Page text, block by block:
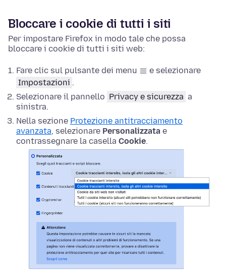
Bloccare i cookie di tutti i siti
Per impostare Firefox in modo tale che possa
bloccare i cookie di tutti i siti web:
Fare clic sul pulsante dei menu
e selezionare
Impostazioni .
Selezionare il pannello Privacy e sicurezza a
sinistra.
Nella sezione Protezione antitracciamento
avanzata, selezionare Personalizzata e
contrassegnare la casella Cookie.